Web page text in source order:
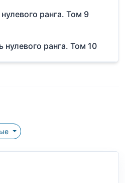
ранга. Том 9
нулевого ранга. Том 10